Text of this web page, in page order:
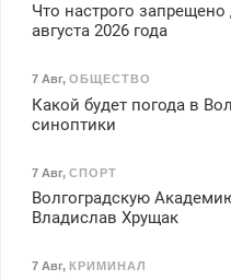
Что настрого
августа 2026 года
7 Авг, ОБЩЕСТВО
Какой будет погода в
синоптики
7 Авг, СПОРТ
Волгоградскую
Владислав Хрущак
7 Авг, КРИМИНАЛ